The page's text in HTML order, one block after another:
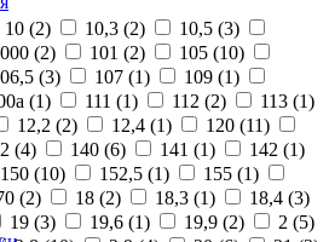
10 (2) 10,3 (2) 10,5 (3)
(2) 101 (2) 105 (10)
(3) 107 (1) 109 (1)
(1) 111 (1) 112 (2) 113 (1)
12,2 (2) 12,4 (1) 120 (11)
(4) 140 (6) 141 (1) 142 (1)
150 (10) 152,5 (1) 155 (1)
(2) 18 (2) 18,3 (1) 18,4 (3)
19 (3) 19,6 (1) 19,9 (2) 2 (5)